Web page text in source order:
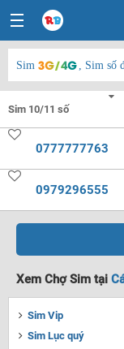
Sim , Sim số
0777777763
0979296555
Xem Chợ Sim tại
Sim Vip
Sim Lục quý